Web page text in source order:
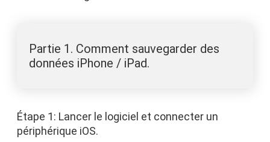
Partie 1. Comment sauvegarder des
données iPhone / iPad.
Étape 1: Lancer le logiciel et connecter un
périphérique iOS.